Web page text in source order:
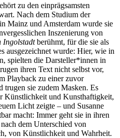
zu den einprägsamsten
Nach dem Studium der
Mainz und Amsterdam wurde sie
Inszenierung von
Ingolstadtberühmt, für die sie als
ausgezeichnet wurde: Hier, wie in
spielten die Darsteller*innen in
ihren Text nicht selbst vor,
Playback zu einer zuvor
trugen sie zudem Masken. Es
Künstlichkeit und Kunsthaftigkeit,
Licht zeigte – und Susanne
macht: Immer geht sie in ihren
dem Unterschied von
von Künstlichkeit und Wahrheit.